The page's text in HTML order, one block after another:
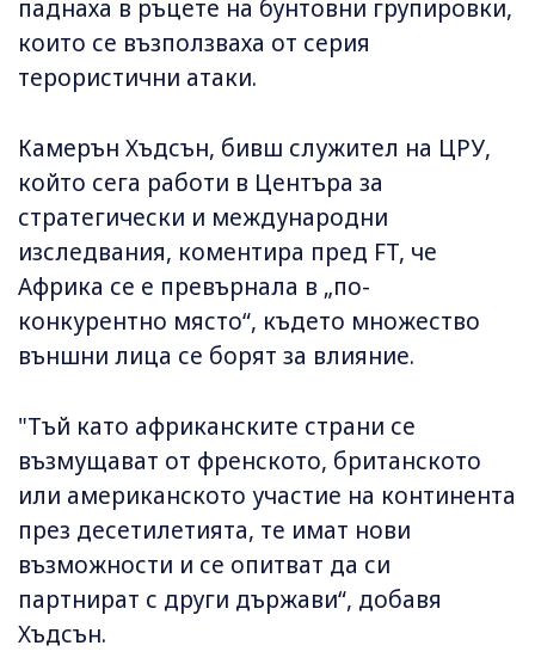
паднаха в ръцете на бунтовни групировки,
които се възползваха от серия
терористични атаки.
Камерън Хъдсън, бивш служител на ЦРУ,
който сега работи в Центъра за
стратегически и международни
изследвания, коментира пред FT, че
Африка се е превърнала в „по-
конкурентно място“, където множество
външни лица се борят за влияние.
"Тъй като африканските страни се
възмущават от френското, британското
или американското участие на континента
през десетилетията, те имат нови
възможности и се опитват да си
партнират с други държави“, добавя
Хъдсън.